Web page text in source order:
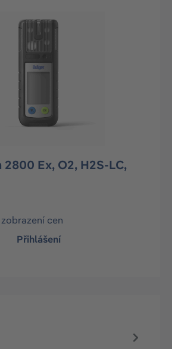
obrázků
Ex, O2, H2S-LC,
cen
Přihlášení